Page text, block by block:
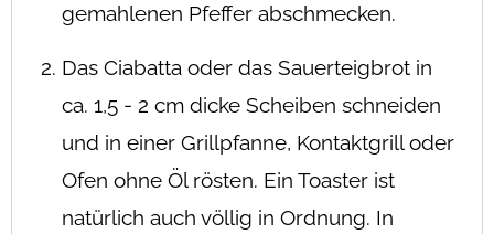
gemahlenen Pfeffer abschmecken.
Das Ciabatta oder das Sauerteigbrot in
ca. 1,5 - 2 cm dicke Scheiben schneiden
und in einer Grillpfanne, Kontaktgrill oder
Ofen ohne Öl rösten. Ein Toaster ist
natürlich auch völlig in Ordnung. In